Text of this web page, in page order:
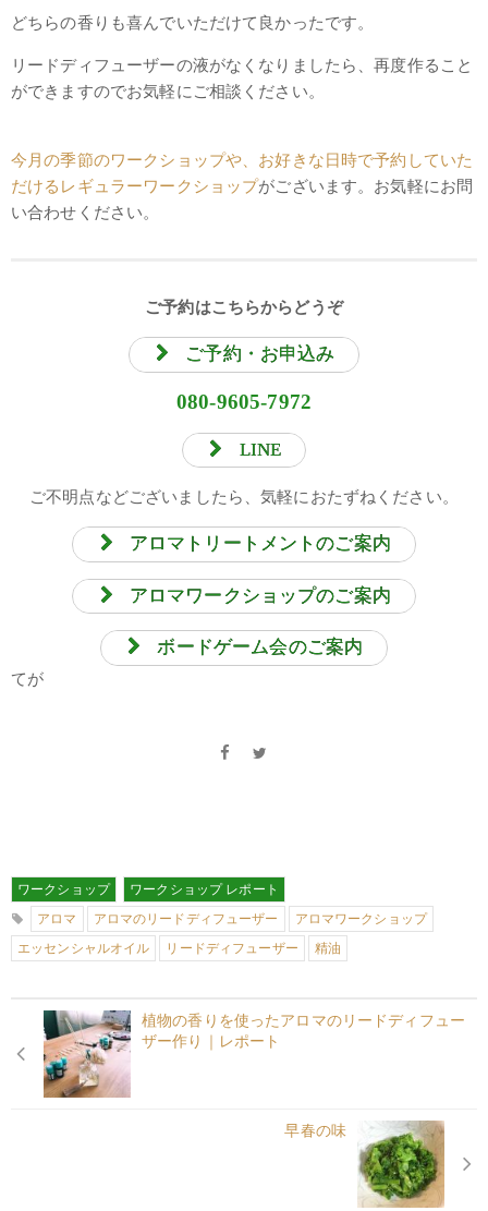
どちらの香りも喜んでいただけて良かったです。
リードディフューザーの液がなくなりましたら、再度作ること
ができますのでお気軽にご相談ください。
今月の季節のワークショップや、お好きな日時で予約していた
だけるレギュラーワークショップがございます。お気軽にお問
い合わせください。
ご予約はこちらからどうぞ
ご予約・お申込み
080-9605-7972
LINE
ご不明点などございましたら、気軽におたずねください。
アロマトリートメントのご案内
アロマワークショップのご案内
ボードゲーム会のご案内
てが
ワークショップ
ワークショップ レポート
アロマ
アロマのリードディフューザー
アロマワークショップ
エッセンシャルオイル
リードディフューザー 精油
植物の香りを使ったアロマのリードディフュー
ザー作り｜レポート
早春の味